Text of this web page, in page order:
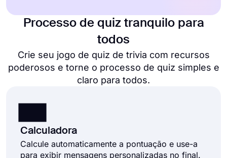
Processo de quiz tranquilo para
todos
Crie seu jogo de quiz de trivia com recursos
poderosos e torne o processo de quiz simples e
claro para todos.
Calculadora
Calcule automaticamente a pontuação e use-a
para exibir mensagens personalizadas no final.